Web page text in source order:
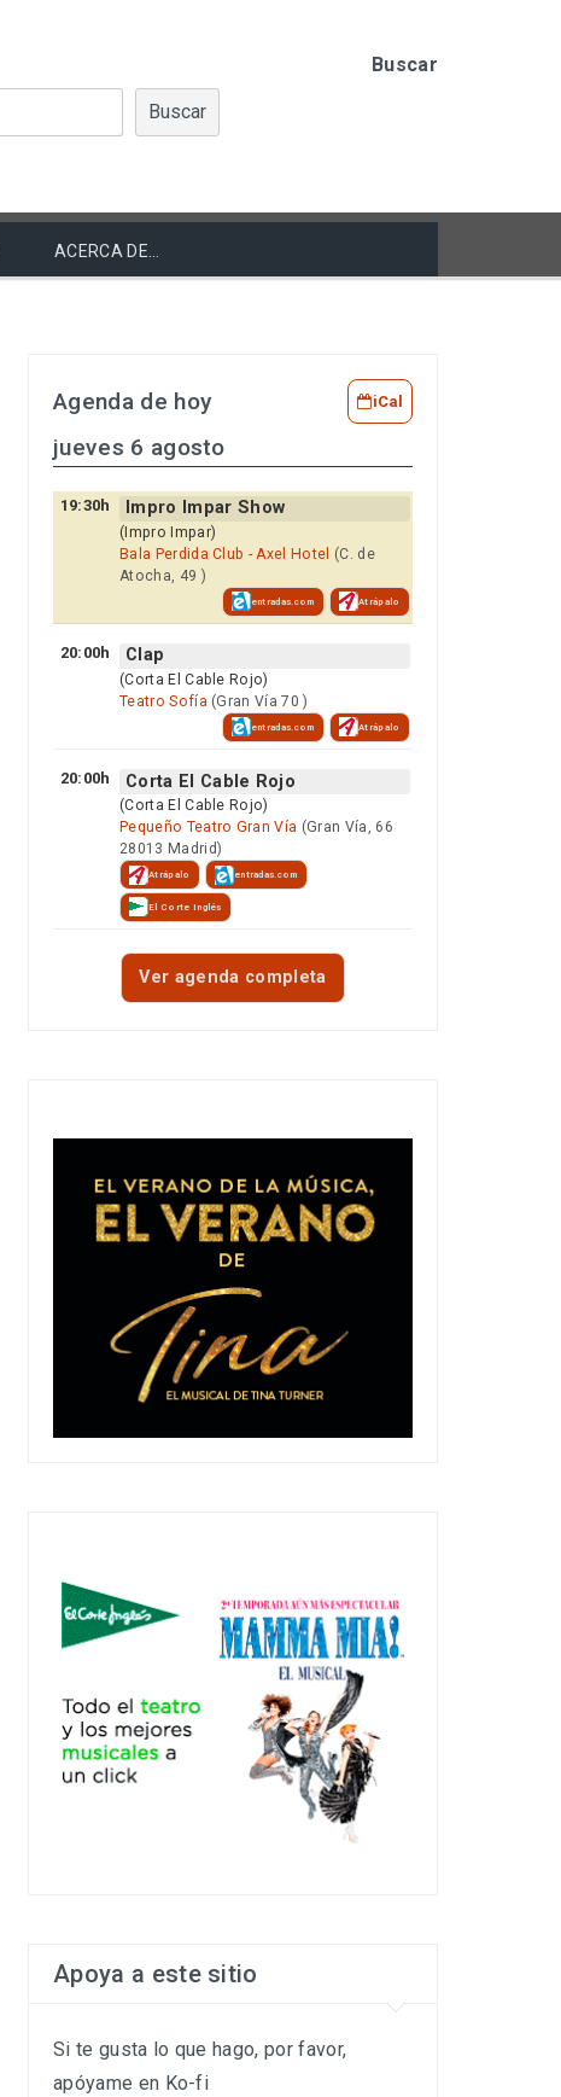
Buscar
Buscar
ACERCA DE…
Agenda de hoy iCal
jueves 6 agosto
19:30h Impro Impar Show
(Impro Impar)
Bala Perdida Club - Axel Hotel (C. de
Atocha, 49 )
entradas.com Atrápalo
20:00h Clap
(Corta El Cable Rojo)
Teatro Sofía (Gran Vía 70 )
entradas.com Atrápalo
20:00h Corta El Cable Rojo
(Corta El Cable Rojo)
Pequeño Teatro Gran Vía (Gran Vía, 66
28013 Madrid)
Atrápalo entradas.com
El Corte Inglés
Ver agenda completa
Apoya a este sitio
Si te gusta lo que hago, por favor,
apóyame en Ko-fi